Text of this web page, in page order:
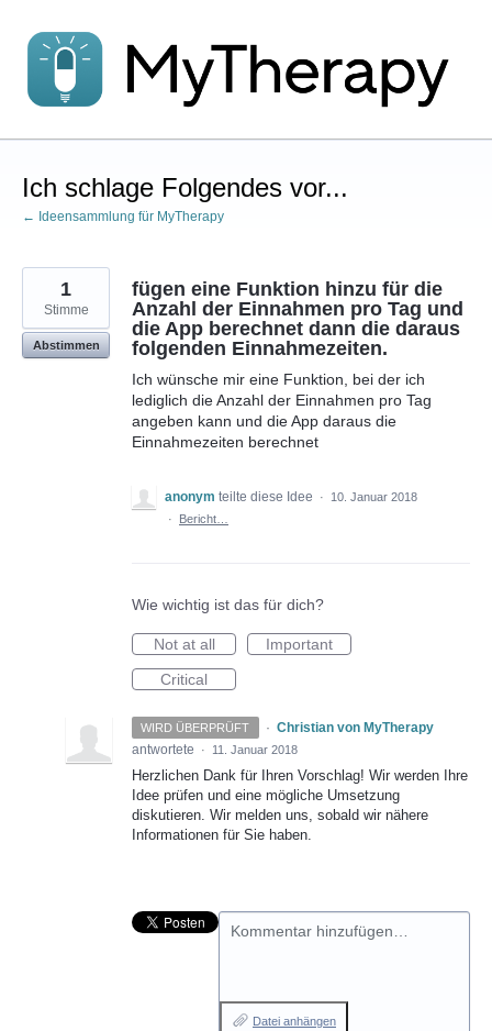
Inhalt
springen
Ich schlage Folgendes vor...
← Ideensammlung für MyTherapy
fügen eine Funktion hinzu für die
Anzahl der Einnahmen pro Tag und
die App berechnet dann die daraus
folgenden Einnahmezeiten.
Ich wünsche mir eine Funktion, bei der ich
lediglich die Anzahl der Einnahmen pro Tag
angeben kann und die App daraus die
Einnahmezeiten berechnet
1
Stimme
Abstimmen
anonym teilte diese Idee ·
10. Januar 2018
·
Bericht…
Wie wichtig ist das für dich?
Not at all
Important
Critical
WIRD ÜBERPRÜFT · Christian von MyTherapy
antwortete
· 11. Januar 2018
Herzlichen Dank für Ihren Vorschlag! Wir werden Ihre
Idee prüfen und eine mögliche Umsetzung
diskutieren. Wir melden uns, sobald wir nähere
Informationen für Sie haben.
Kommentar hinzufügen…
Datei anhängen